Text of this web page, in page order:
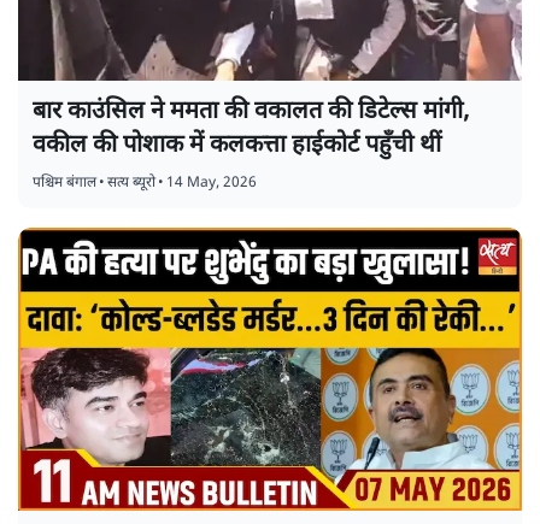
बार काउंसिल ने ममता की वकालत की डिटेल्स मांगी,
वकील की पोशाक में कलकत्ता हाईकोर्ट पहुँची थीं
पश्चिम बंगाल•सत्य ब्यूरो• 14 May, 2026